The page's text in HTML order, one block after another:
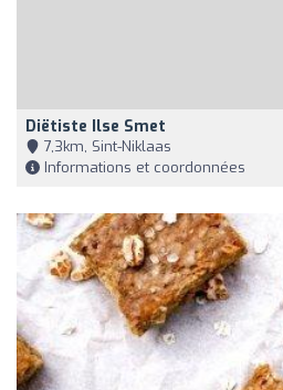
Diëtiste Ilse Smet
7,3km, Sint-Niklaas
Informations et coordonnées